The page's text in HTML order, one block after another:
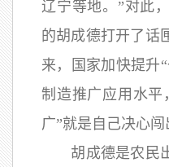
辽宁等地。”对此
的胡成德打开了话
来，国家加快提升
制造推广应用水平
广”就是自己决心闯
胡成德是农民出